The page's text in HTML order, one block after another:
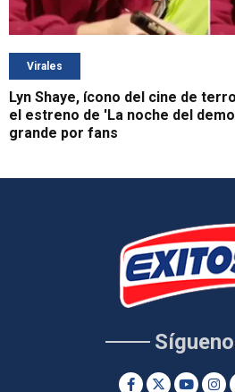
Virales
Lyn Shaye, ícono del cine de
el estreno de 'La noche del
grande por fans